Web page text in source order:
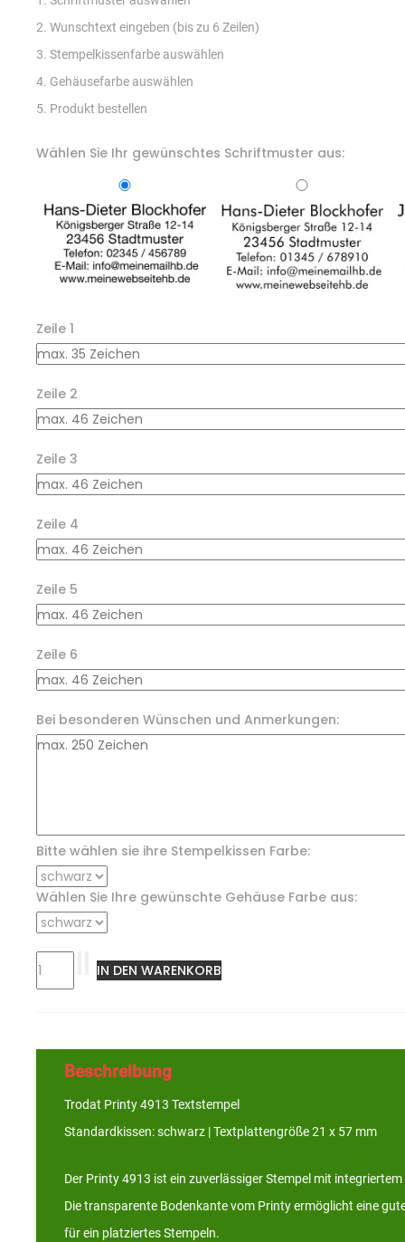
2. Wunschtext eingeben (bis zu 6 Zeilen)
3. Stempelkissenfarbe auswählen
4. Gehäusefarbe auswählen
5. Produkt bestellen
Wählen Sie Ihr gewünschtes Schriftmuster aus:
Zeile 1
Zeile 2
Zeile 3
Zeile 4
Zeile 5
Zeile 6
Bei besonderen Wünschen und Anmerkungen:
Bitte wählen sie ihre Stempelkissen Farbe:
Wählen Sie Ihre gewünschte Gehäuse Farbe aus:
Beschreibung
Trodat Printy 4913 Textstempel
Standardkissen: schwarz | Textplattengröße 21 x 57 mm
Der Printy 4913 ist ein zuverlässiger Stempel mit
Die transparente Bodenkante vom Printy ermöglicht eine
für ein platziertes Stempeln.